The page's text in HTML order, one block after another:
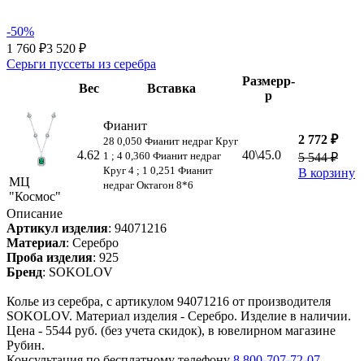
-50%
1 760 ₽3 520 ₽
Серьги пуссеты из серебра
Вес
Вставка
Размерр-
р
МЦ
"Космос"
4.62
Фианит
28 0,050 Фианит недраг Круг
1 ; 4 0,360 Фианит недраг
Круг 4 ; 1 0,251 Фианит
недраг Октагон 8*6
40\45.0
2 772 ₽
5 544 ₽
В корзину
Описание
Артикул изделия: 94071216
Материал: Серебро
Проба изделия: 925
Бренд: SOKOLOV
Колье из серебра, с артикулом 94071216 от производителя
SOKOLOV. Материал изделия - Серебро. Изделие в наличии.
Цена - 5544 руб. (без учета скидок), в ювелирном магазине
Рубин.